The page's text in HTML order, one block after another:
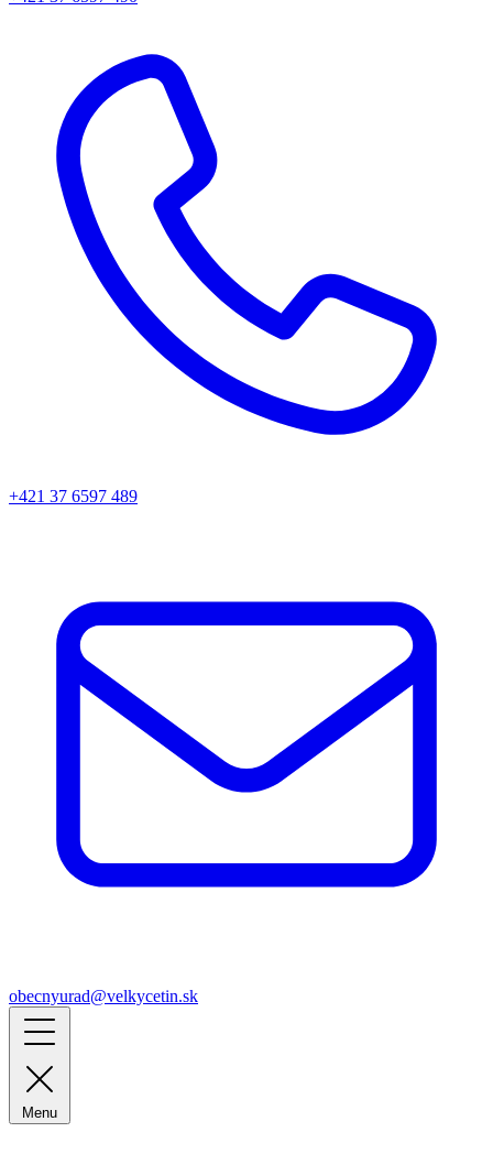
+421 37 6597 489
obecnyurad@velkycetin.sk
Menu